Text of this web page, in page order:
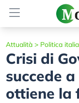
Attualità > Politica
Crisi di
succede
ottiene la